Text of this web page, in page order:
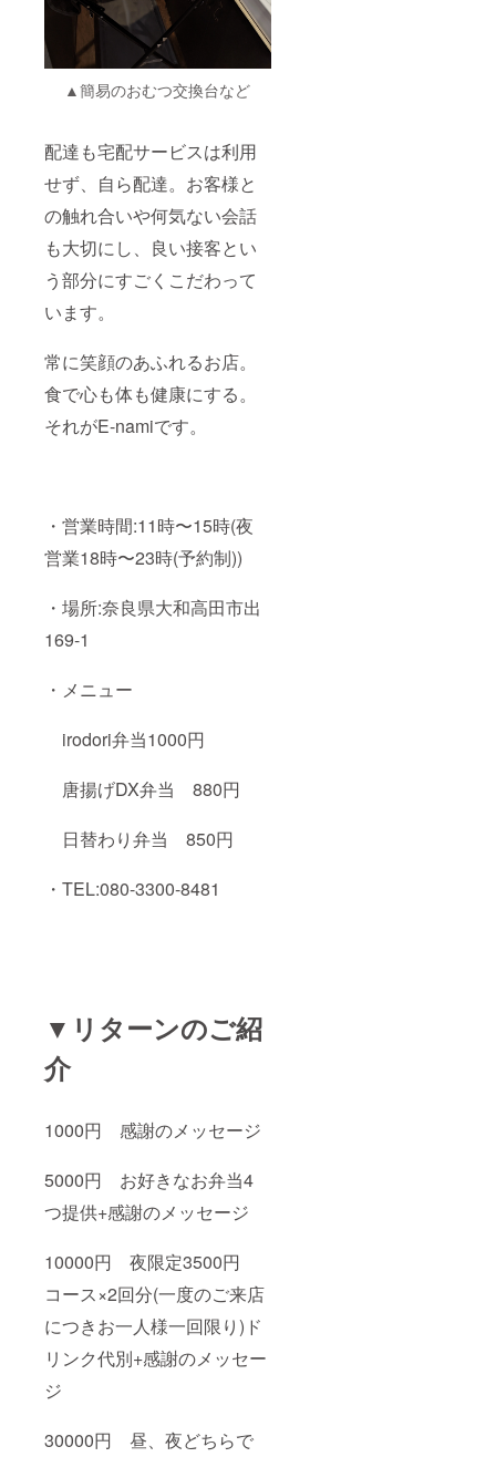
▲簡易のおむつ交換台など
配達も宅配サービスは利用
せず、自ら配達。お客様と
の触れ合いや何気ない会話
も大切にし、良い接客とい
う部分にすごくこだわって
います。
常に笑顔のあふれるお店。
食で心も体も健康にする。
それがE-namiです。
・営業時間:11時〜15時(夜
営業18時〜23時(予約制))
・場所:奈良県大和高田市出
169-1
・メニュー
irodori弁当1000円
唐揚げDX弁当 880円
日替わり弁当 850円
・TEL:080-3300-8481
▼リターンのご紹
介
1000円 感謝のメッセージ
5000円 お好きなお弁当4
つ提供+感謝のメッセージ
10000円 夜限定3500円
コース×2回分(一度のご来店
につきお一人様一回限り)ド
リンク代別+感謝のメッセー
ジ
30000円 昼、夜どちらで